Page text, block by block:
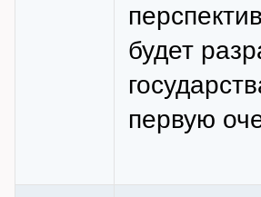
будет
первую